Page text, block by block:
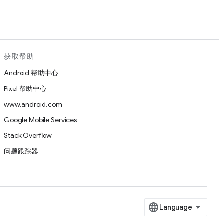
获取帮助
Android 帮助中心
Pixel 帮助中心
www.android.com
Google Mobile Services
Stack Overflow
问题跟踪器